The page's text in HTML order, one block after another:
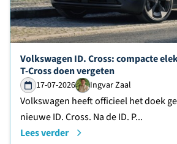
Lees verder over
Volkswagen ID. Cross: compacte
T-Cross doen vergeten
17-07-2026 Ingvar Zaal
Volkswagen heeft officieel het doek
nieuwe ID. Cross. Na de ID. P...
Lees verder